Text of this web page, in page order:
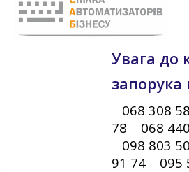
Увага до
запорука
068 308
78 068
098 803
91 74 095